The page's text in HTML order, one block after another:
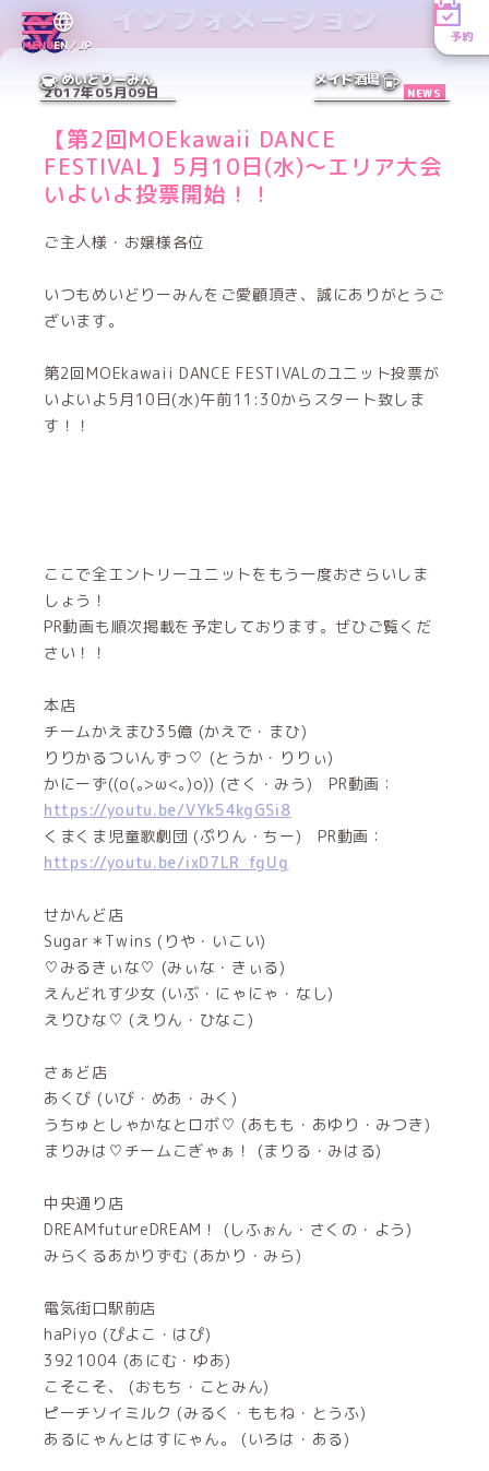
MENUEN／JP
予約
めいどりーみん メイド酒場
インフォメーション
2017年05月09日 NEWS
【第2回MOEkawaii DANCE
FESTIVAL】5月10日(水)～エリア大会
いよいよ投票開始！！
ご主人様・お嬢様各位
いつもめいどりーみんをご愛顧頂き、誠にありがとうご
ざいます。
第2回MOEkawaii DANCE FESTIVALのユニット投票が
いよいよ5月10日(水)午前11:30からスタート致しま
す！！
ここで全エントリーユニットをもう一度おさらいしま
しょう！
PR動画も順次掲載を予定しております。ぜひご覧くだ
さい！！
本店
チームかえまひ35億 (かえで・まひ)
りりかるついんずっ♡ (とうか・りりぃ)
かにーず((o(｡>ω<｡)o)) (さく・みう) PR動画：
https://youtu.be/VYk54kgGSi8
くまくま児童歌劇団 (ぷりん・ちー) PR動画：
https://youtu.be/ixD7LR_fgUg
せかんど店
Sugar＊Twins (りや・いこい)
♡みるきぃな♡ (みぃな・きぃる)
えんどれす少女 (いぶ・にゃにゃ・なし)
えりひな♡ (えりん・ひなこ)
さぁど店
あくび (いび・めあ・みく)
うちゅとしゃかなとロボ♡ (あもも・あゆり・みつき)
まりみは♡チームこぎゃぁ！ (まりる・みはる)
中央通り店
DREAMfutureDREAM！ (しふぉん・さくの・よう)
みらくるあかりずむ (あかり・みら)
電気街口駅前店
haPiyo (ぴよこ・はぴ)
3921004 (あにむ・ゆあ)
こそこそ、 (おもち・ことみん)
ピーチソイミルク (みるく・ももね・とうふ)
あるにゃんとはすにゃん。 (いろは・ある)